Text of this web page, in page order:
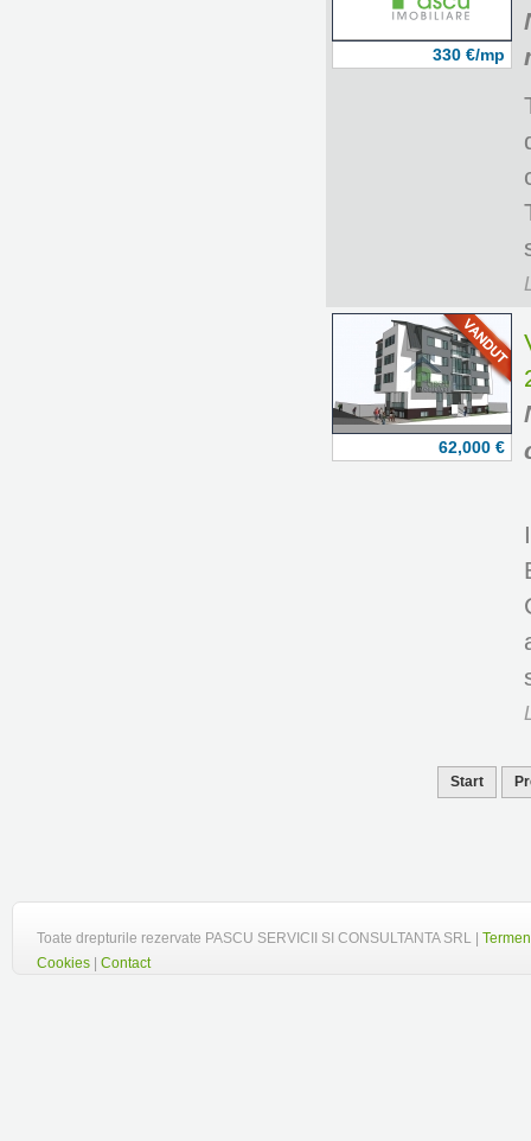
330 €/mp
62,000 €
Start
Toate drepturile rezervate PASCU SERVICII SI CONSULTANTA SRL |
Cookies
Contact